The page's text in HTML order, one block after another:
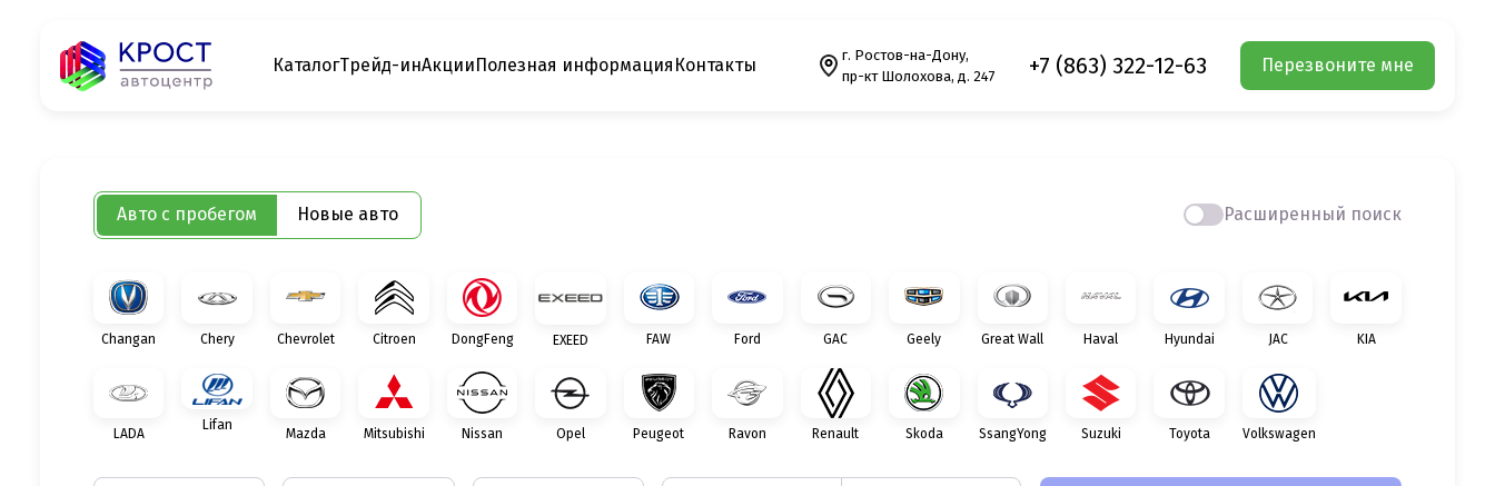
КаталогТрейд-инАкцииПолезная информация Контакты
г. Ростов-на-Дону,
пр-кт Шолохова, д. 247
+7 (863) 322-12-63 Перезвоните мне
Авто с пробегом Новые авто Расширенный поиск
Changan Chery Chevrolet Citroen DongFeng EXEED FAW Ford GAC Geely Great Wall Haval Hyundai JAC KIA
LADA
Lifan
Mazda Mitsubishi Nissan Opel Peugeot Ravon Renault Skoda SsangYong Suzuki Toyota Volkswagen